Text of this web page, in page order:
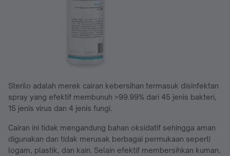
Sterilo adalah merek cairan kebersihan termasuk disinfektan
spray yang efektif membunuh >99.99% dari 45 jenis bakteri,
15 jenis virus dan 4 jenis fungi.
Cairan ini tidak mengandung bahan oksidatif sehingga aman
digunakan dan tidak merusak berbagai permukaan seperti
logam, plastik, dan kain. Selain efektif membersihkan kuman,